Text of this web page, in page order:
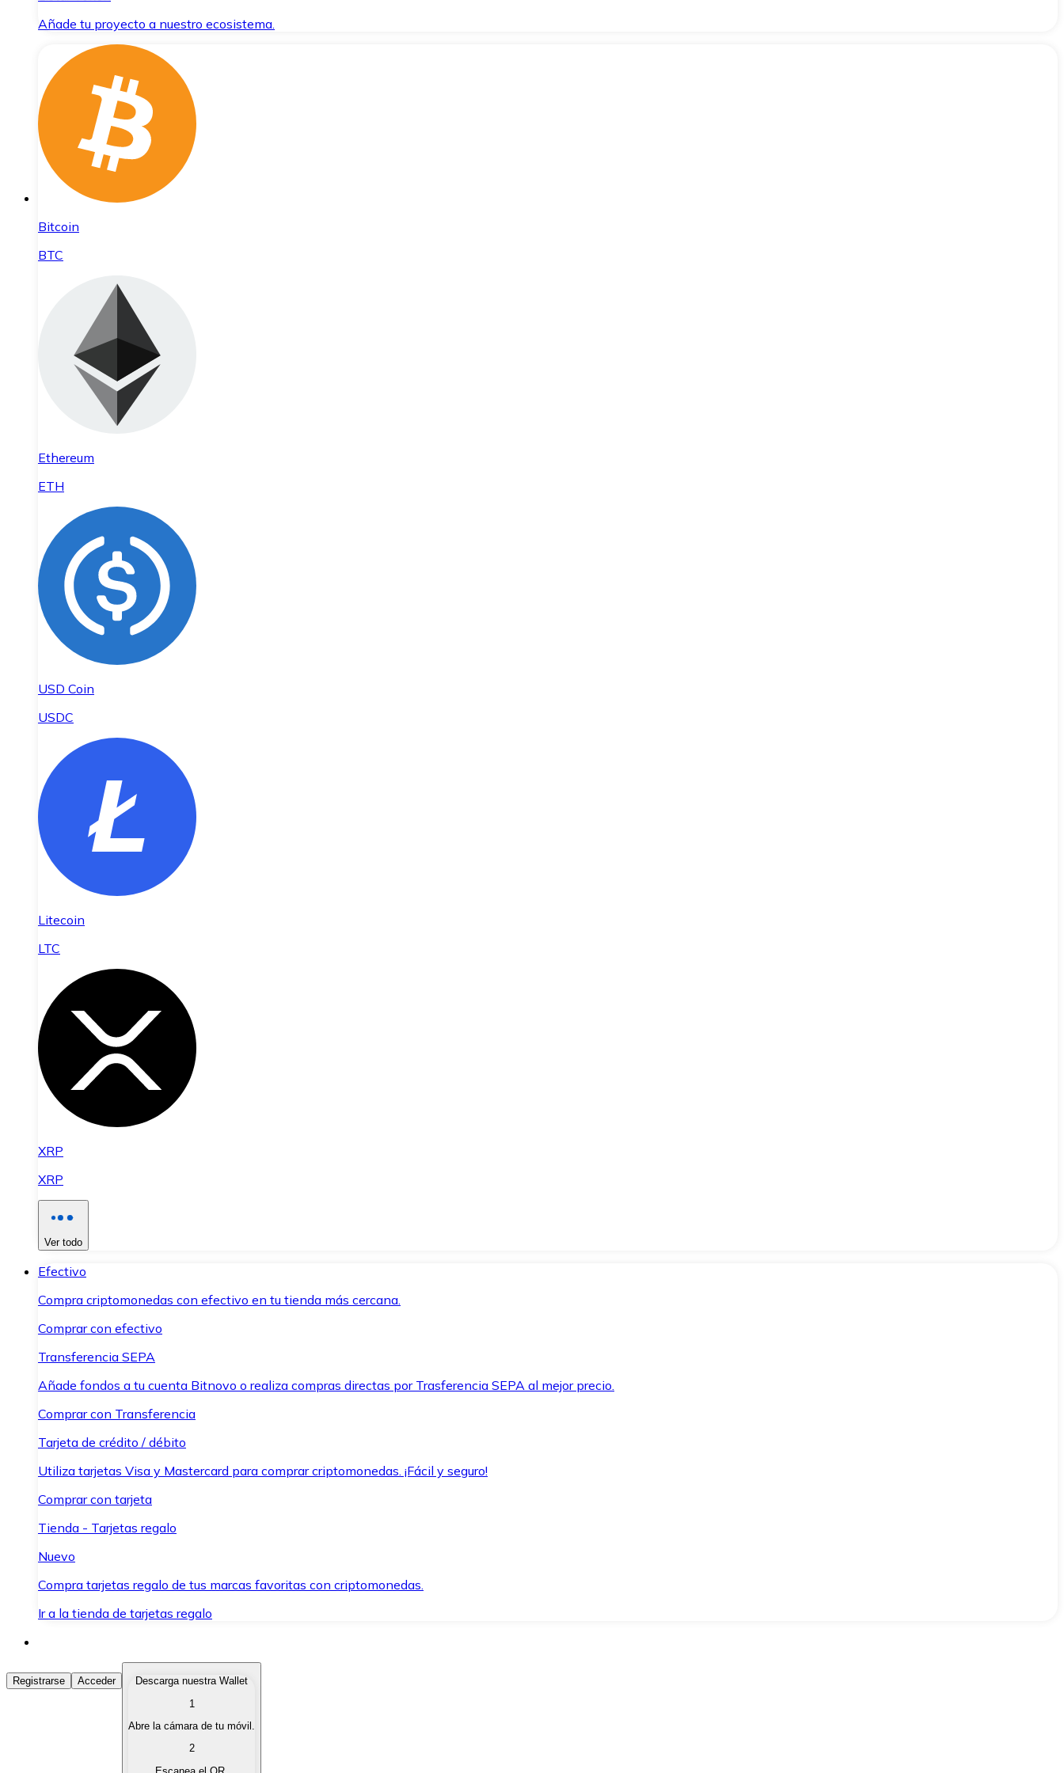
Añade tu proyecto a nuestro ecosistema.
Bitcoin
BTC
Ethereum
ETH
USD Coin
USDC
Litecoin
LTC
XRP
XRP
Ver todo
Efectivo
Compra criptomonedas con efectivo en tu tienda más cercana.
Comprar con efectivo
Transferencia SEPA
Añade fondos a tu cuenta Bitnovo o realiza compras directas por Trasferencia SEPA al mejor precio.
Comprar con Transferencia
Tarjeta de crédito / débito
Utiliza tarjetas Visa y Mastercard para comprar criptomonedas. ¡Fácil y seguro!
Comprar con tarjeta
Tienda - Tarjetas regalo
Nuevo
Compra tarjetas regalo de tus marcas favoritas con criptomonedas.
Ir a la tienda de tarjetas regalo
Comprar Criptomonedas
Compra criptomonedas con diferentes métodos de pago.
Vende tus criptomonedas de forma rápida y segura.
Registrarse Acceder
Descarga nuestra Wallet
1
Abre la cámara de tu móvil.
2